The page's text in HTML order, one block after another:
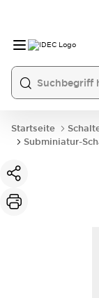
Startseite
Subminiatur-